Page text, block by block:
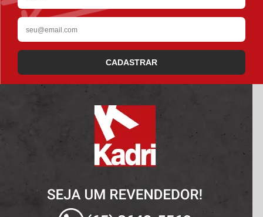
CADASTRAR